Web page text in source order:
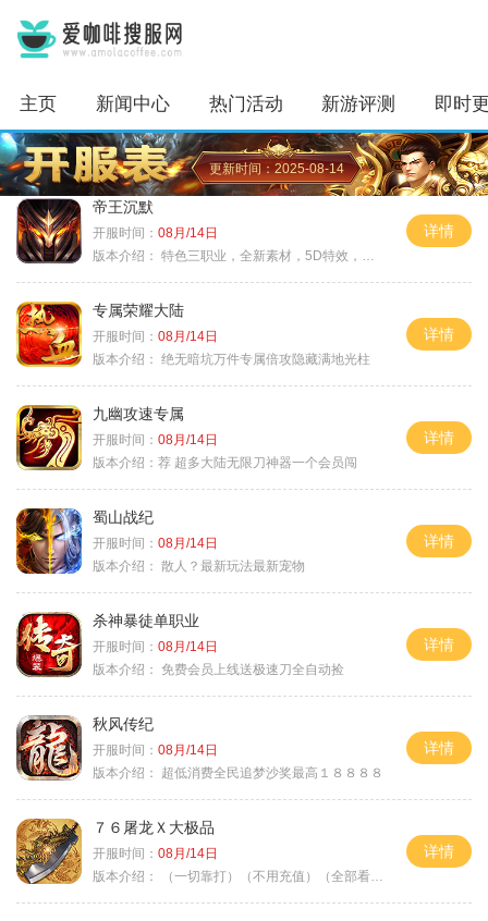
主页 新闻中心 热门活动 新游评测 即时
更新时间：2025-08-14
帝王沉默
开服时间： 08月/14日
版本介绍： 特色三职业，全新素材，5D特效，不卡图
详情
专属荣耀大陆
开服时间： 08月/14日
版本介绍： 绝无暗坑万件专属倍攻隐藏满地光柱
详情
九幽攻速专属
开服时间： 08月/14日
版本介绍： 荐 超多大陆无限刀神器一个会员闯
详情
蜀山战纪
开服时间： 08月/14日
版本介绍： 散人？最新玩法最新宠物
详情
杀神暴徒单职业
开服时间： 08月/14日
版本介绍： 免费会员上线送极速刀全自动捡
详情
秋风传纪
开服时间： 08月/14日
版本介绍：
超低消费全民追梦沙奖最高１８８８８
详情
７６屠龙Ｘ大极品
开服时间： 08月/14日
版本介绍：
（一切靠打）（不用充值）（全部看脸）
详情